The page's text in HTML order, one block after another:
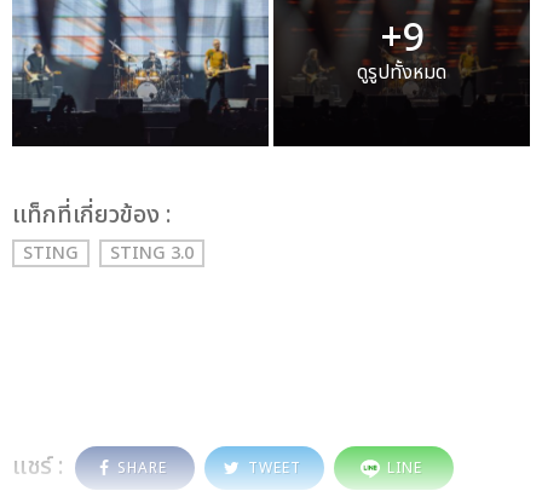
+9
ดูรูปทั้งหมด
เเท็กที่เกี่ยวข้อง :
STING STING 3.0
แชร์ : SHARE TWEET LINE